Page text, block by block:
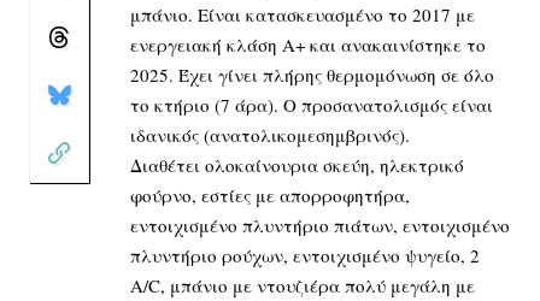
μπάνιο. Είναι κατασκευασμένο το 2017 με
ενεργειακή κλάση Α+ και ανακαινίστηκε το
2025. Έχει γίνει πλήρης θερμομόνωση σε όλο
το κτήριο (7 άρα). Ο προσανατολισμός είναι
ιδανικός (ανατολικομεσημβρινός).
Διαθέτει ολοκαίνουρια σκεύη, ηλεκτρικό
φούρνο, εστίες με απορροφητήρα,
εντοιχισμένο πλυντήριο πιάτων, εντοιχισμένο
πλυντήριο ρούχων, εντοιχισμένο ψυγείο, 2
A/C, μπάνιο με ντουζιέρα πολύ μεγάλη με